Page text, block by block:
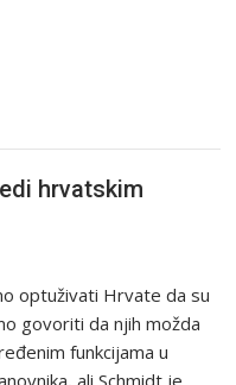
hrvatskim
optuživati Hrvate da su
govoriti da njih možda
funkcijama u